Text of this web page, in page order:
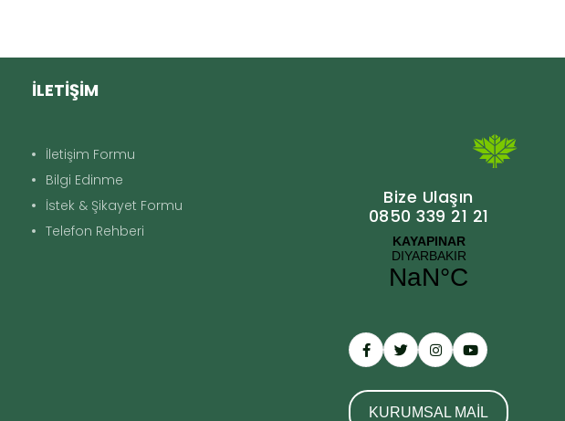
İLETİŞİM
İletişim Formu
Bilgi Edinme
İstek & Şikayet Formu
Telefon Rehberi
Bize Ulaşın
0850 339 21 21
KURUMSAL MAİL